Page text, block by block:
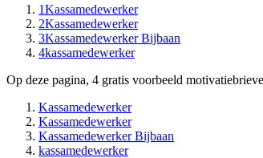
1Kassamedewerker
2Kassamedewerker
3Kassamedewerker Bijbaan
4kassamedewerker
Op deze pagina, 4 gratis voorbeeld
Kassamedewerker
Kassamedewerker
Kassamedewerker Bijbaan
kassamedewerker